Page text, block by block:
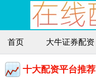
首页 大牛证券配资
十大配资平台推荐